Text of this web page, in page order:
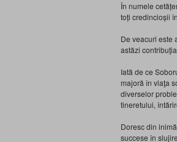
În numele
toți credincioșii
De veacuri este
astăzi
Iată de ce
majoră în viaţa
diverselor
tineretului,
Doresc din
succese în